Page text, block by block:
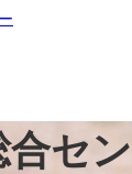
合セ